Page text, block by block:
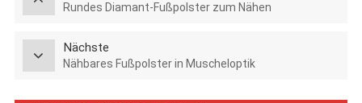
Rundes Diamant-Fußpolster zum Nähen
Nächste
Nähbares Fußpolster in Muscheloptik